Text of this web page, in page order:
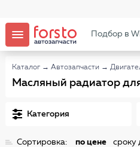
Подбор в
Каталог → Автозапчасти →
Масляный радиатор
Категория
Сортировка: по цене сроку